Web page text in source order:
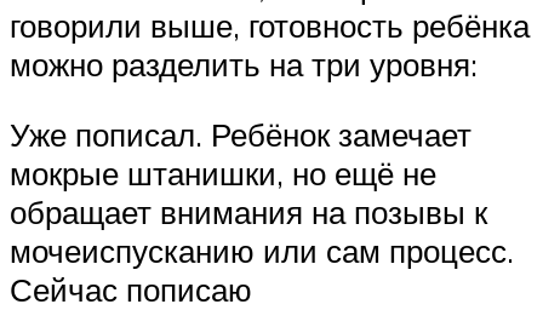
говорили выше, готовность ребёнка
можно разделить на три уровня:
Уже пописал. Ребёнок замечает
мокрые штанишки, но ещё не
обращает внимания на позывы к
мочеиспусканию или сам процесс.
Сейчас пописаю